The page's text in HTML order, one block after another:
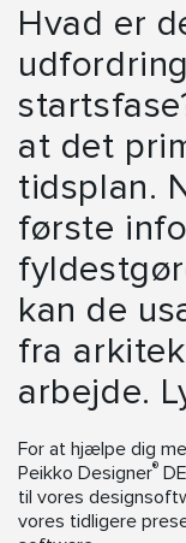
Hvad er
at det
tidsplan.
første
kan de
fra
arbejde.
For at hjælpe dig
Peikko Designer®
til vores
vores tidligere